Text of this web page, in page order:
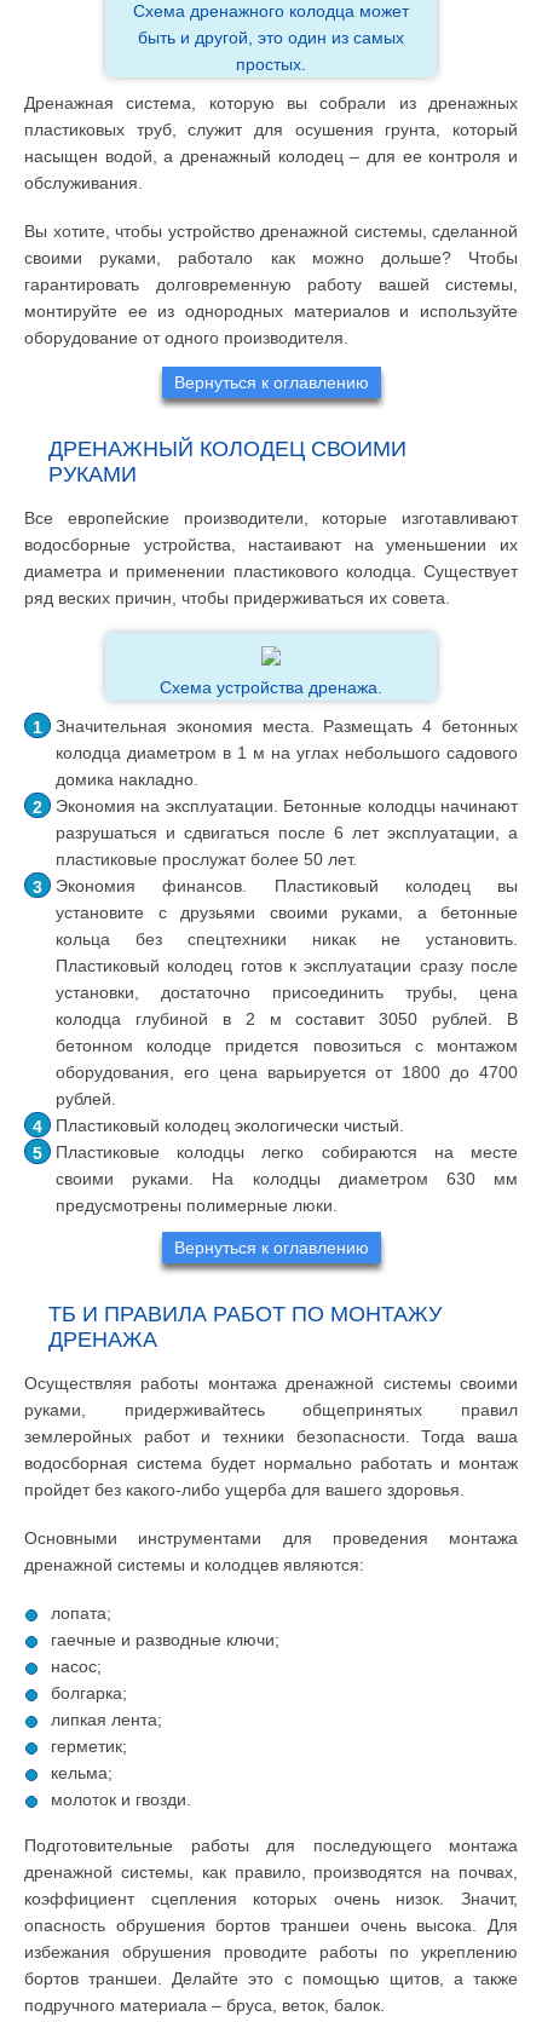
Схема дренажного колодца может
быть и другой, это один из самых
простых.
Дренажная система, которую вы собрали из дренажных
пластиковых труб, служит для осушения грунта, который
насыщен водой, а дренажный колодец – для ее контроля и
обслуживания.
Вы хотите, чтобы устройство дренажной системы, сделанной
своими руками, работало как можно дольше? Чтобы
гарантировать долговременную работу вашей системы,
монтируйте ее из однородных материалов и используйте
оборудование от одного производителя.
Вернуться к оглавлению
ДРЕНАЖНЫЙ КОЛОДЕЦ СВОИМИ
РУКАМИ
Все европейские производители, которые изготавливают
водосборные устройства, настаивают на уменьшении их
диаметра и применении пластикового колодца. Существует
ряд веских причин, чтобы придерживаться их совета.
Схема устройства дренажа.
Значительная экономия места. Размещать 4 бетонных
колодца диаметром в 1 м на углах небольшого садового
домика накладно.
Экономия на эксплуатации. Бетонные колодцы начинают
разрушаться и сдвигаться после 6 лет эксплуатации, а
пластиковые прослужат более 50 лет.
Экономия финансов. Пластиковый колодец вы
установите с друзьями своими руками, а бетонные
кольца без спецтехники никак не установить.
Пластиковый колодец готов к эксплуатации сразу после
установки, достаточно присоединить трубы, цена
колодца глубиной в 2 м составит 3050 рублей. В
бетонном колодце придется повозиться с монтажом
оборудования, его цена варьируется от 1800 до 4700
рублей.
Пластиковый колодец экологически чистый.
Пластиковые колодцы легко собираются на месте
своими руками. На колодцы диаметром 630 мм
предусмотрены полимерные люки.
Вернуться к оглавлению
ТБ И ПРАВИЛА РАБОТ ПО МОНТАЖУ
ДРЕНАЖА
Осуществляя работы монтажа дренажной системы своими
руками, придерживайтесь общепринятых правил
землеройных работ и техники безопасности. Тогда ваша
водосборная система будет нормально работать и монтаж
пройдет без какого-либо ущерба для вашего здоровья.
Основными инструментами для проведения монтажа
дренажной системы и колодцев являются:
лопата;
гаечные и разводные ключи;
насос;
болгарка;
липкая лента;
герметик;
кельма;
молоток и гвозди.
Подготовительные работы для последующего монтажа
дренажной системы, как правило, производятся на почвах,
коэффициент сцепления которых очень низок. Значит,
опасность обрушения бортов траншеи очень высока. Для
избежания обрушения проводите работы по укреплению
бортов траншеи. Делайте это с помощью щитов, а также
подручного материала – бруса, веток, балок.